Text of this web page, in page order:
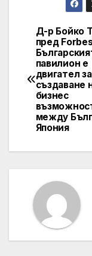
Post
Д-р Бойко
пред
павилион е
двигател за
създаване
бизнес
между
Япония